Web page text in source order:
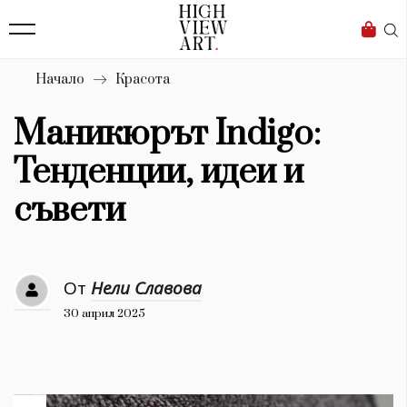
Бизнес
Мода
Dialogue
Изкуство
4340
Дизайн
Книги
Начало Красота
Маникюрът Indigo:
Тенденции, идеи и
съвети
От Нели Славова
30 април 2025